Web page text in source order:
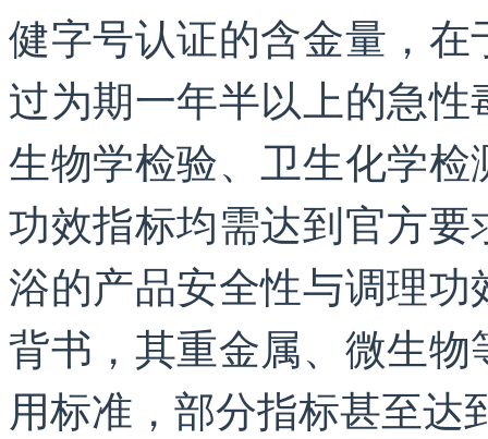
健字号认证的含金量，
过为期一年半以上的急
生物学检验、卫生化学
功效指标均需达到官方
浴的产品安全性与调理
背书，其重金属、微生
用标准，部分指标甚至达